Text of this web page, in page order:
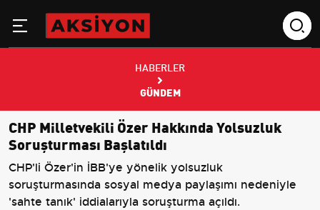
HABERLER
GÜNDEM
CHP Milletvekili Özer Hakkında Yolsuzluk
Soruşturması Başlatıldı
CHP'li Özer'in İBB'ye yönelik yolsuzluk
soruşturmasında sosyal medya paylaşımı nedeniyle
'sahte tanık' iddialarıyla soruşturma açıldı.